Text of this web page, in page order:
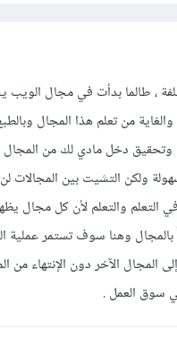
، طالما بدأت في مجال
من تعلم هذا المجال
دخل مادي لك من
ولكن التشيت بين المجالات لن
والتعلم لأن كل مجال
وهنا سوف تستمر عملية
المجال الآخر دون الإنتهاء
سوق العمل .